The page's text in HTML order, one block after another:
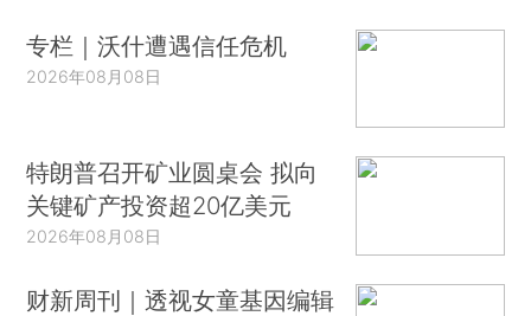
专栏｜沃什遭遇信任危机
2026年08月08日
特朗普召开矿业圆桌会 拟向
关键矿产投资超20亿美元
2026年08月08日
财新周刊｜透视女童基因编辑